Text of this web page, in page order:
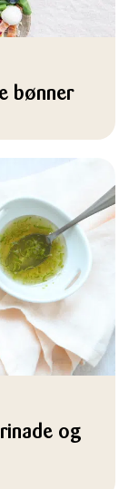
bønner
og